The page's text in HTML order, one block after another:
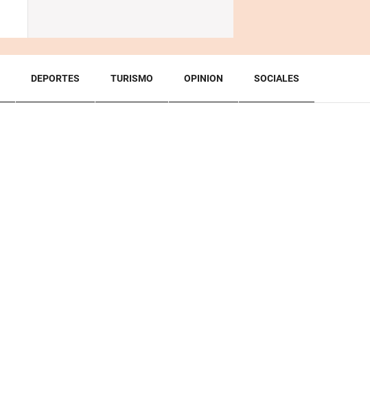
DEPORTES TURISMO OPINION SOCIALES